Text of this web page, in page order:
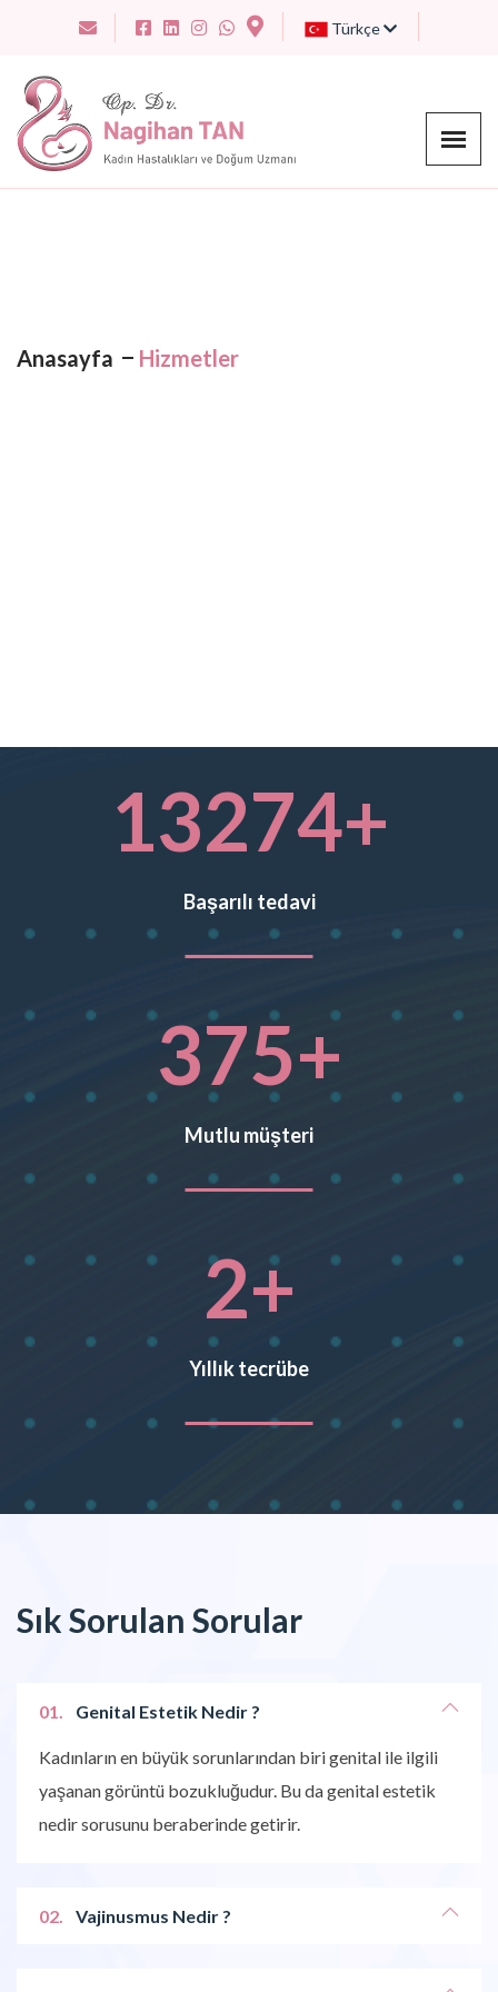
Türkçe
Anasayfa Hizmetler
13274+
Başarılı tedavi
375+
Mutlu müşteri
2+
Yıllık tecrübe
Sık Sorulan Sorular
01. Genital Estetik Nedir ?
Kadınların en büyük sorunlarından biri genital ile ilgili
yaşanan görüntü bozukluğudur. Bu da genital estetik
nedir sorusunu beraberinde getirir.
02. Vajinusmus Nedir ?